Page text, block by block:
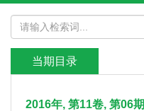
当期目录
2016年, 第11卷, 第06